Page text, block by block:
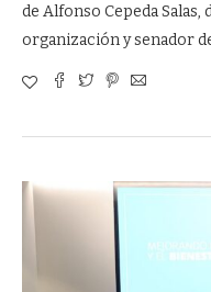
de Alfonso Cepeda
organización y senador